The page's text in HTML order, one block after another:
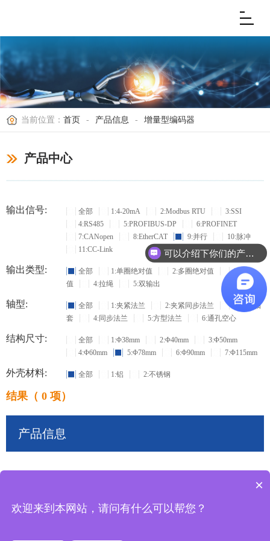
当前位置： 首页 - 产品信息 - 增量型编码器
产品中心
输出信号: 全部 1:4-20mA 2:Modbus RTU
3:SSI
4:RS485
5:PROFIBUS-DP
6:PROFINET
7:CANopen
8:EtherCAT 9:并行
10:脉冲
11:CC-Link
输出类型: 全部 1:单圈绝对值 2:多圈绝对值
3:增量
值
4:拉绳 5:双输出
轴型: 全部 1:夹紧法兰 2:夹紧同步法兰
3:盲孔轴
套
4:同步法兰 5:方型法兰 6:通孔空心
结构尺寸: 全部 1:Φ38mm 2:Φ40mm
3:Φ50mm
4:Φ60mm
5:Φ78mm 6:Φ90mm 7:Φ115mm
外壳材料: 全部 1:铝 2:不锈钢
结果（ 0 项）
产品信息
可以介绍下你们的产品么？
×
欢迎来到本网站，请问有什么可以帮您？